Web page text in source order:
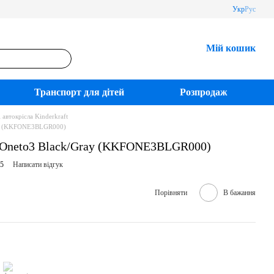
УкрРус
Мій кошик
Транспорт для дітей Розпродаж
автокрісла Kinderkraft
(KKFONE3BLGR000)
Black/Gray (KKFONE3BLGR000)
Написати відгук
Порівняти В бажання